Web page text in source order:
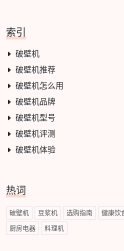
索引
破壁机
破壁机推荐
破壁机怎么用
破壁机品牌
破壁机型号
破壁机评测
破壁机体验
热词
破壁机 豆浆机 选购指南 健康饮
厨房电器 料理机